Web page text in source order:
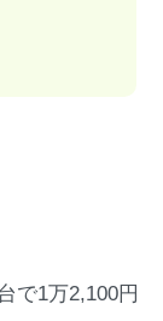
で1万2,100円